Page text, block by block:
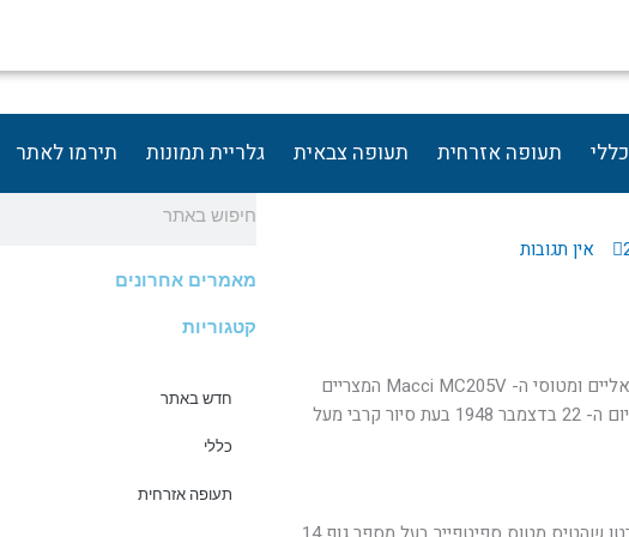
כללי תעופה אזרחית תעופה צבאית גלריית תמונות תירמו לאתר
אין תגובות
המפגש הראשון בין מטוסי הספיטפייר הישראליים ומטוסי ה- Macci MC205V המצריים
התרחש במסגרת מבצע "חורב", במהלך צהרי יום ה- 22 בדצמבר 1948 בעת סיור קרבי מעל
חיפוש
מאמרים אחרונים
קטגוריות
חדש באתר
כללי
תעופה אזרחית